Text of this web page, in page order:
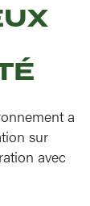
a
sur
avec